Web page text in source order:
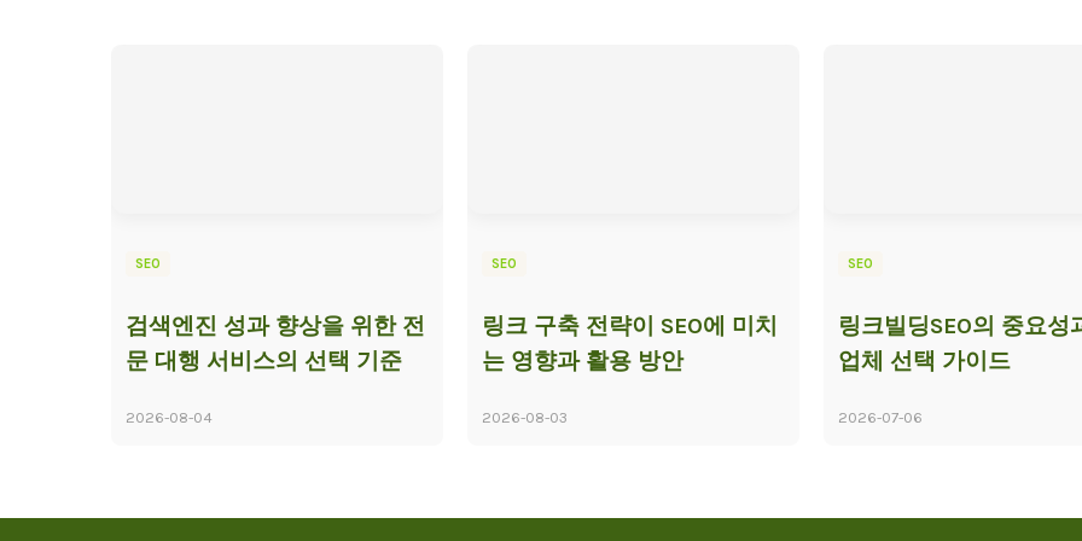
SEO
검색엔진 성과 향상을 위한 전
문 대행 서비스의 선택 기준
2026-08-04
SEO
링크 구축 전략이 SEO에 미치
는 영향과 활용 방안
2026-08-03
SEO
링크빌딩SEO의 중요성
업체 선택 가이드
2026-07-06